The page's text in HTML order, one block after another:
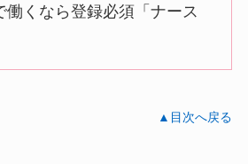
働くなら登録必須「ナース
▲目次へ戻る